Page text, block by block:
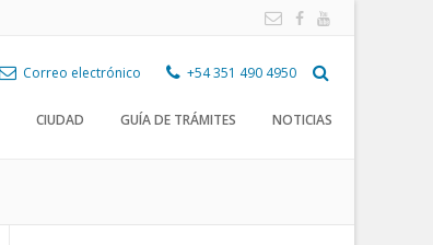
Correo electrónico +54 351 490 4950
CIUDAD GUÍA DE TRÁMITES NOTICIAS